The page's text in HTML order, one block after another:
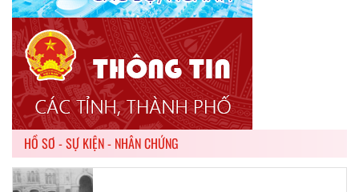
HỒ SƠ - SỰ KIỆN - NHÂN CHỨNG